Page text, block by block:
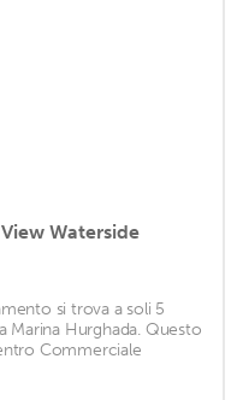
Waterside
si trova a soli 5
Marina Hurghada. Questo
Commerciale